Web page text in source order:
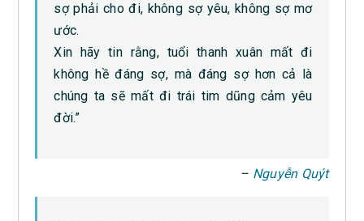
sợ phải cho đi, không sợ yêu, không sợ mơ
ước.
Xin hãy tin rằng, tuổi thanh xuân mất đi
không hề đáng sợ, mà đáng sợ hơn cả là
chúng ta sẽ mất đi trái tim dũng cảm yêu
đời.”
– Nguyễn Quýt